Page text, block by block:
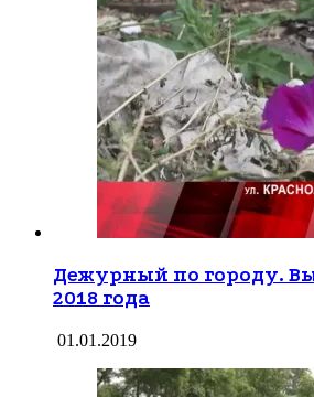
Дежурный по городу.
2018 года
01.01.2019